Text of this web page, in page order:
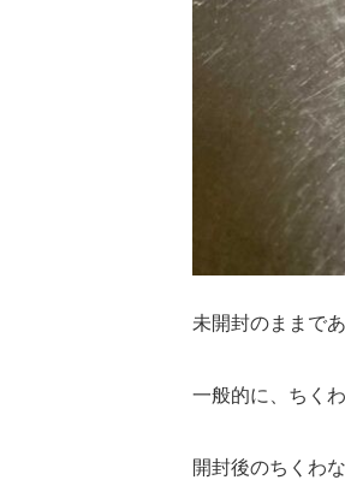
未開封のままで
一般的に、ちく
開封後のちくわ